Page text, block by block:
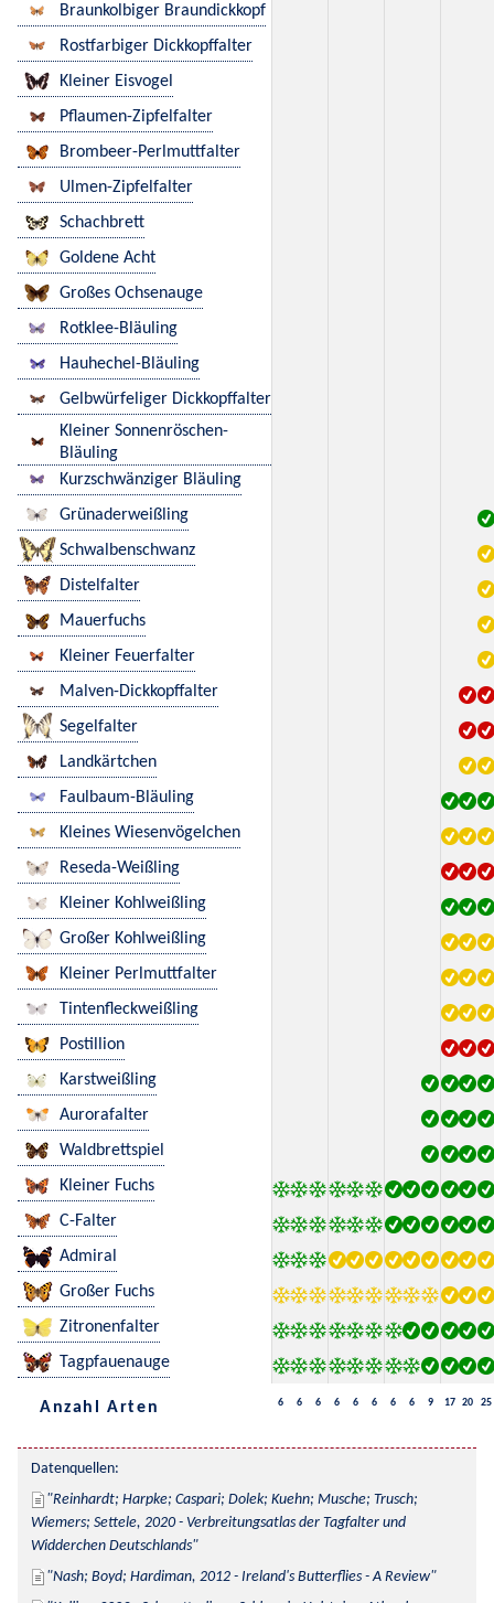
Braunkolbiger Braundickkopf
Rostfarbiger Dickkopffalter
Kleiner Eisvogel
Pflaumen-Zipfelfalter
Brombeer-Perlmuttfalter
Ulmen-Zipfelfalter
Schachbrett
Goldene Acht
Großes Ochsenauge
Rotklee-Bläuling
Hauhechel-Bläuling
Gelbwürfeliger Dickkopffalter
Kleiner Sonnenröschen-
Bläuling
Kurzschwänziger Bläuling
Grünaderweißling
Schwalbenschwanz
Distelfalter
Mauerfuchs
Kleiner Feuerfalter
Malven-Dickkopffalter
Segelfalter
Landkärtchen
Faulbaum-Bläuling
Kleines Wiesenvögelchen
Reseda-Weißling
Kleiner Kohlweißling
Großer Kohlweißling
Kleiner Perlmuttfalter
Tintenfleckweißling
Postillion
Karstweißling
Aurorafalter
Waldbrettspiel
Kleiner Fuchs
C-Falter
Admiral
Großer Fuchs
Zitronenfalter
Tagpfauenauge
Anzahl Arten 6 6 6 6 6 6 6 6 9 17 20 25
Datenquellen:
Reinhardt; Harpke; Caspari; Dolek; Kuehn; Musche; Trusch;
Wiemers; Settele, 2020 - Verbreitungsatlas der Tagfalter und
Widderchen Deutschlands
Nash; Boyd; Hardiman, 2012 - Ireland's Butterflies - A Review